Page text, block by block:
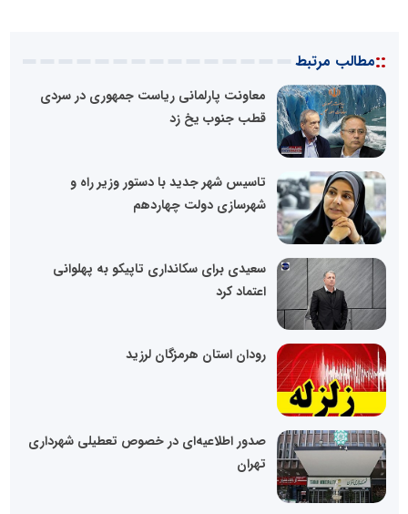
::مطالب مرتبط
معاونت پارلمانی ریاست جمهوری در سردی
قطب جنوب یخ زد
تاسیس شهر جدید با دستور وزیر راه و
شهرسازی دولت چهاردهم
سعیدی برای سکانداری تاپیکو به پهلوانی
اعتماد کرد
رودان استان هرمزگان لرزید
صدور اطلاعیه‌ای در خصوص تعطیلی شهرداری
تهران